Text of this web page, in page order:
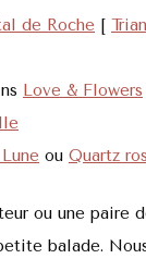
de Roche [
Love & Flowers
ou Quartz
ou une paire
balade.